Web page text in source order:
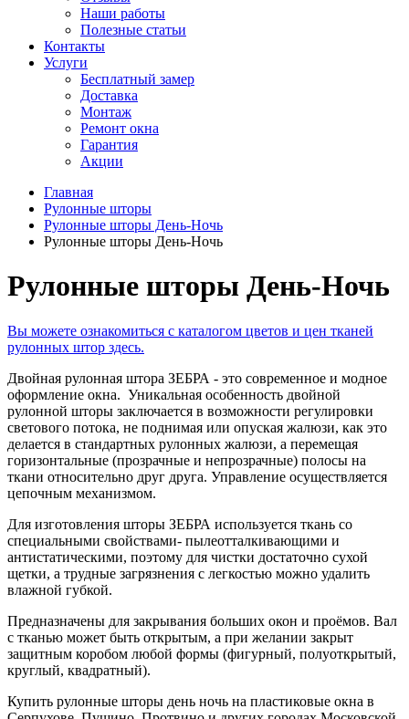
Наши работы
Полезные статьи
Контакты
Услуги
Бесплатный замер
Доставка
Монтаж
Ремонт окна
Гарантия
Акции
Главная
Рулонные шторы
Рулонные шторы День-Ночь
Рулонные шторы День-Ночь
Рулонные шторы День-Ночь
Вы можете ознакомиться с каталогом цветов и цен тканей
рулонных штор здесь.
Двойная рулонная штора ЗЕБРА - это современное и модное
оформление окна. Уникальная особенность двойной
рулонной шторы заключается в возможности регулировки
светового потока, не поднимая или опуская жалюзи, как это
делается в стандартных рулонных жалюзи, а перемещая
горизонтальные (прозрачные и непрозрачные) полосы на
ткани относительно друг друга. Управление осуществляется
цепочным механизмом.
Для изготовления шторы ЗЕБРА используется ткань со
специальными свойствами- пылеотталкивающими и
антистатическими, поэтому для чистки достаточно сухой
щетки, а трудные загрязнения с легкостью можно удалить
влажной губкой.
Предназначены для закрывания больших окон и проёмов. Вал
с тканью может быть открытым, а при желании закрыт
защитным коробом любой формы (фигурный, полуоткрытый,
круглый, квадратный).
Купить рулонные шторы день ночь на пластиковые окна в